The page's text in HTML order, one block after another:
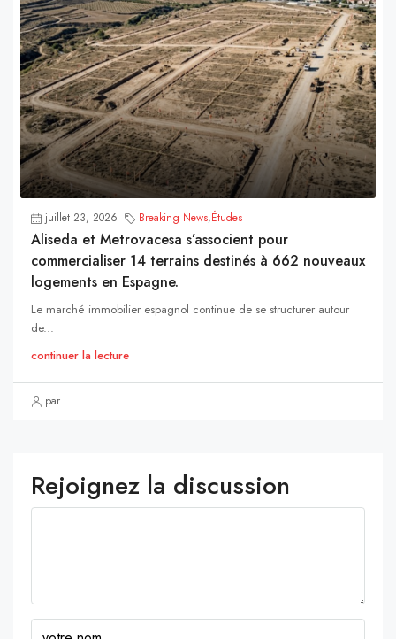
juillet 23, 2026 Breaking News,Études
Aliseda et Metrovacesa s’associent pour
commercialiser 14 terrains destinés à 662 nouveaux
logements en Espagne.
Le marché immobilier espagnol continue de se structurer autour
de...
continuer la lecture
par
Rejoignez la discussion